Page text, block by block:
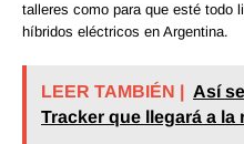
talleres como para que esté todo
híbridos eléctricos en Argentina.
LEER TAMBIÉN | Así
Tracker que llegará a la